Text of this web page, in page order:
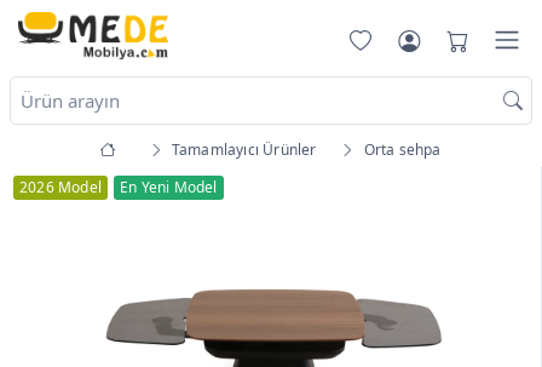
Tamamlayıcı Ürünler
Orta sehpa
2026 Model
En Yeni Model